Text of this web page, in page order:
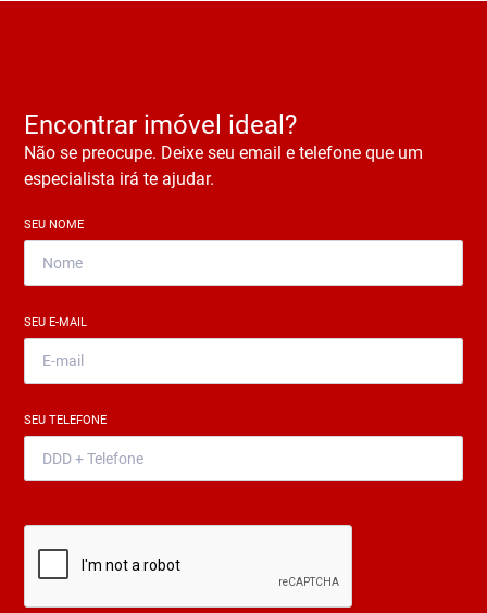
Encontrar imóvel ideal?
Não se preocupe. Deixe seu email e telefone que um
especialista irá te ajudar.
SEU NOME
SEU E-MAIL
SEU TELEFONE